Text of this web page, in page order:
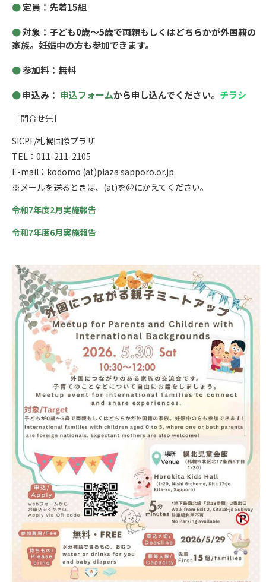
定員：先着15組
対象：子ども0歳～5歳で両親もしくはどちらかが外国籍の
家族。妊娠中の方も参加できます。
参加料：無料
申込み： 申込フォームから申し込んでください。 チラシ
​​​​​​［問合せ先］
SICPF/札幌国際プラザ
TEL：011-211-2105
E-mail：kodomo (at)plaza sapporo.or.jp
※メールを送るときは、(at)を＠にかえてください。
令和7年度2月実施報告
令和7年度6月実施報告